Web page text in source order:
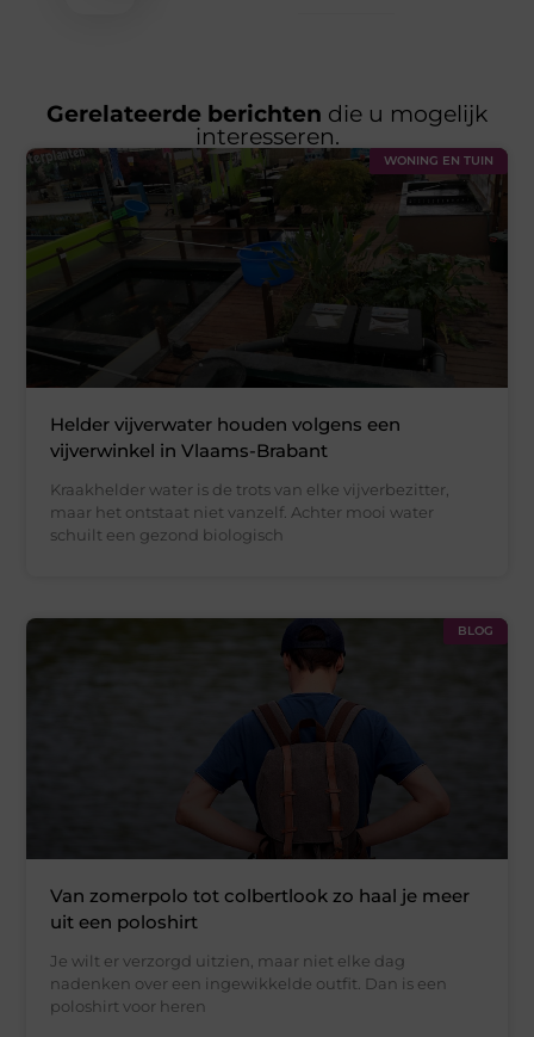
Gerelateerde berichten die u mogelijk
interesseren.
WONING EN TUIN
Helder vijverwater houden volgens een
vijverwinkel in Vlaams-Brabant
Kraakhelder water is de trots van elke vijverbezitter,
maar het ontstaat niet vanzelf. Achter mooi water
schuilt een gezond biologisch
BLOG
Van zomerpolo tot colbertlook zo haal je meer
uit een poloshirt
Je wilt er verzorgd uitzien, maar niet elke dag
nadenken over een ingewikkelde outfit. Dan is een
poloshirt voor heren